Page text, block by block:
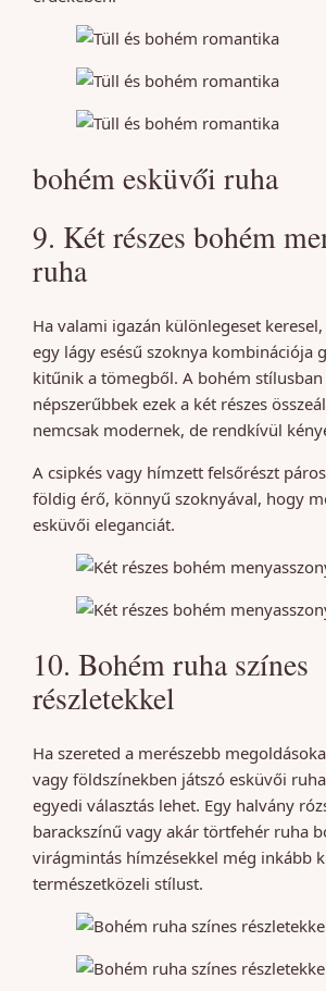
bohém esküvői ruha
9. Két részes bohém
ruha
Ha valami igazán különlegeset
egy lágy esésű szoknya kombinációja
kitűnik a tömegből. A bohém
népszerűbbek ezek a két részes
nemcsak modernek, de rendkívül
A csipkés vagy hímzett felsőrészt
földig érő, könnyű szoknyával, hogy
esküvői eleganciát.
10. Bohém ruha színes
részletekkel
Ha szereted a merészebb
vagy földszínekben játszó esküvői
egyedi választás lehet. Egy halvány
barackszínű vagy akár törtfehér ruha
virágmintás hímzésekkel még inkább
természetközeli stílust.